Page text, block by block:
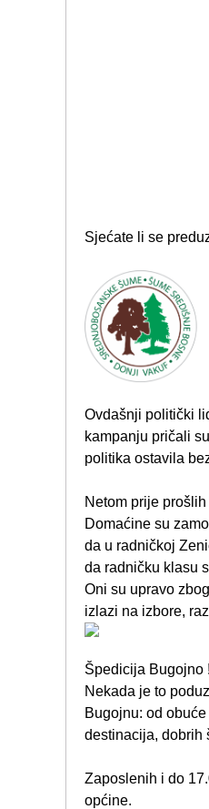
Sjećate li se
Ovdašnji politički
kampanju pričali
politika ostavila
Netom prije
Domaćine su
da u radničkoj
da radničku klasu
Oni su upravo
izlazi na izbore,
Špedicija Bugojno !
Nekada je to
Bugojnu: od
destinacija, dobrih
Zaposlenih i do
općine.